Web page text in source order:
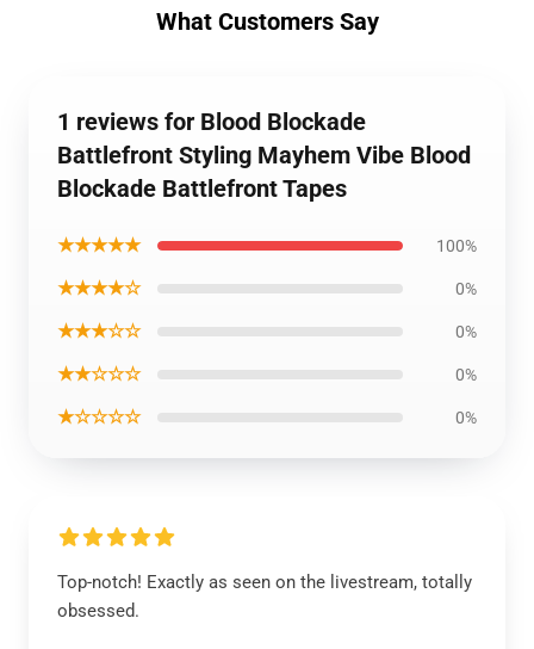
What Customers Say
1 reviews for Blood Blockade
Battlefront Styling Mayhem Vibe Blood
Blockade Battlefront Tapes
★★★★★ 100%
★★★★☆ 0%
★★★☆☆ 0%
★★☆☆☆ 0%
★☆☆☆☆ 0%
Top-notch! Exactly as seen on the livestream, totally
obsessed.